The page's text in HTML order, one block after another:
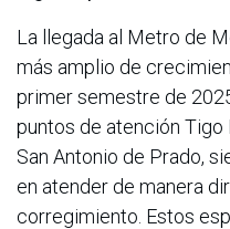
La llegada al Metro de
más amplio de
primer semestre de
puntos de atención Tigo
San Antonio de Prado,
en atender de manera
corregimiento. Estos